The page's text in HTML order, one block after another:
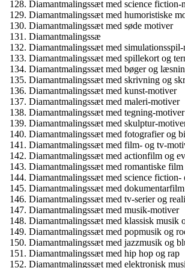
Diamantmalingssæt med science fiction-
Diamantmalingssæt med humoristiske
Diamantmalingssæt med søde motiver
Diamantmalingssæ
Diamantmalingssæt med
Diamantmalingssæt med spillekort og
Diamantmalingssæt med bøger og
Diamantmalingssæt med skrivning og
Diamantmalingssæt med kunst-motiver
Diamantmalingssæt med maleri-motiver
Diamantmalingssæt med tegning-motiver
Diamantmalingssæt med skulptur-
Diamantmalingssæt med fotografier og
Diamantmalingssæt med film- og tv-
Diamantmalingssæt med actionfilm og
Diamantmalingssæt med romantiske film
Diamantmalingssæt med science fiction-
Diamantmalingssæt med
Diamantmalingssæt med tv-serier og
Diamantmalingssæt med musik-motiver
Diamantmalingssæt med klassisk musik
Diamantmalingssæt med popmusik og
Diamantmalingssæt med jazzmusik og
Diamantmalingssæt med hip hop og rap
Diamantmalingssæt med elektronisk